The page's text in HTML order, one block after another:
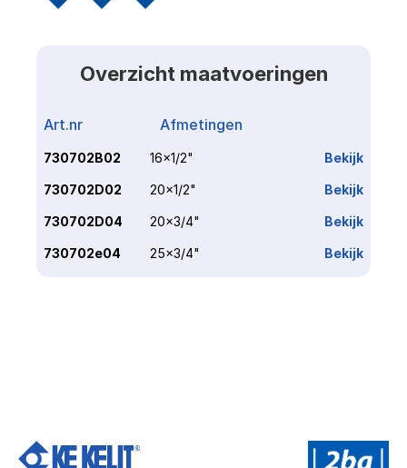
Overzicht maatvoeringen
Art.nr Afmetingen
730702B02 16x1/2" Bekijk
730702D02 20x1/2" Bekijk
730702D04 20x3/4" Bekijk
730702e04 25x3/4" Bekijk